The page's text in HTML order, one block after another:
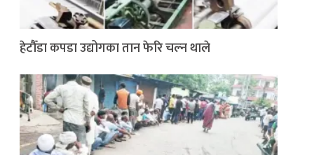
हेटौँडा कपडा उद्योगका तान फेरि चल्न थाले